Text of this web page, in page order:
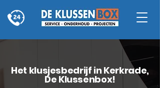
Het klusjesbedrijf in Kerkrade,
De Klussenbox!